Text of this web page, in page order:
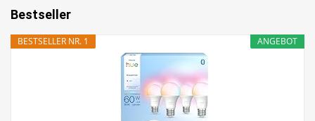
Bestseller
ANGEBOT
BESTSELLER NR. 1